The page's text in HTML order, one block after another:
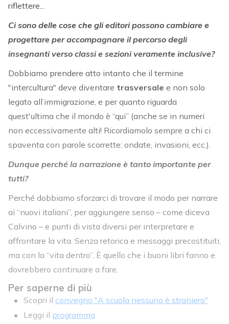
riflettere...
Ci sono delle cose che gli editori possono cambiare e
progettare per accompagnare il percorso degli
insegnanti verso classi e sezioni veramente inclusive?
Dobbiamo prendere atto intanto che il termine
"intercultura" deve diventare trasversale e non solo
legato all’immigrazione, e per quanto riguarda
quest'ultima che il mondo è “qui” (anche se in numeri
non eccessivamente alti! Ricordiamolo sempre a chi ci
spaventa con parole scorrette: ondate, invasioni, ecc.).
Dunque perché la narrazione è tanto importante per
tutti?
Perché dobbiamo sforzarci di trovare il modo per narrare
ai “nuovi italiani”, per aggiungere senso – come diceva
Calvino – e punti di vista diversi per interpretare e
affrontare la vita. Senza retorica e messaggi precostituiti,
ma con la “vita dentro”. È quello che i buoni libri fanno e
dovrebbero continuare a fare.
Per saperne di più
Scopri il convegno "A scuola nessuno è straniero"
Leggi il programma